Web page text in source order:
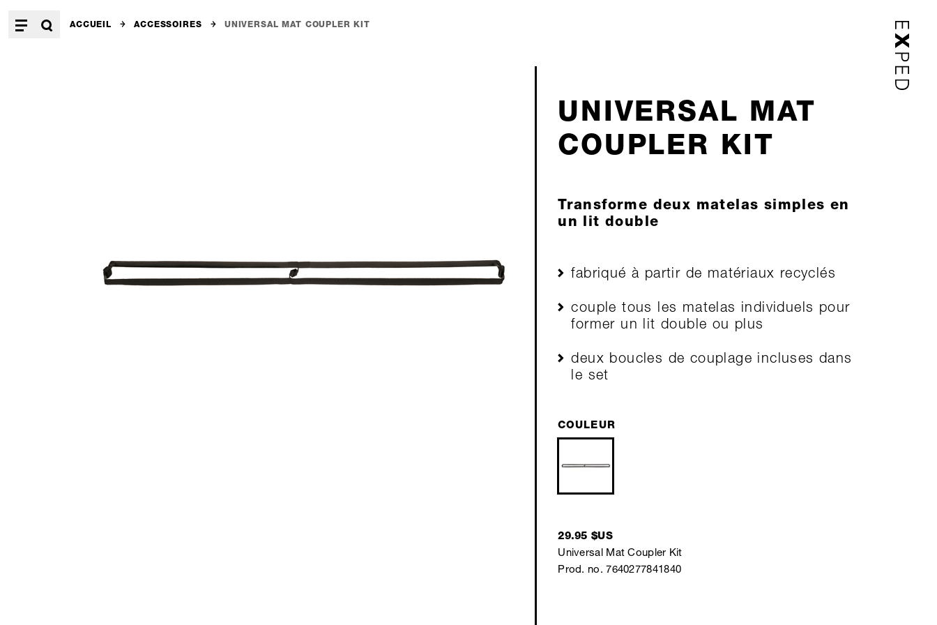
ACCUEIL ACCESSOIRES UNIVERSAL MAT COUPLER KIT
UNIVERSAL MAT
COUPLER KIT
Transforme deux matelas simples en
un lit double
fabriqué à partir de matériaux recyclés
couple tous les matelas individuels pour
former un lit double ou plus
deux boucles de couplage incluses dans
le set
COULEUR
29.95 $US
Universal Mat Coupler Kit
Prod. no. 7640277841840